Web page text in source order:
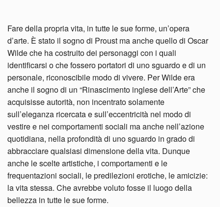
Fare della propria vita, in tutte le sue forme, un’opera
d’arte. È stato il sogno di Proust ma anche quello di Oscar
Wilde che ha costruito dei personaggi con i quali
identificarsi o che fossero portatori di uno sguardo e di un
personale, riconoscibile modo di vivere. Per Wilde era
anche il sogno di un “Rinascimento inglese dell’Arte” che
acquisisse autorità, non incentrato solamente
sull’eleganza ricercata e sull’eccentricità nel modo di
vestire e nei comportamenti sociali ma anche nell’azione
quotidiana, nella profondità di uno sguardo in grado di
abbracciare qualsiasi dimensione della vita. Dunque
anche le scelte artistiche, i comportamenti e le
frequentazioni sociali, le predilezioni erotiche, le amicizie:
la vita stessa. Che avrebbe voluto fosse il luogo della
bellezza in tutte le sue forme.